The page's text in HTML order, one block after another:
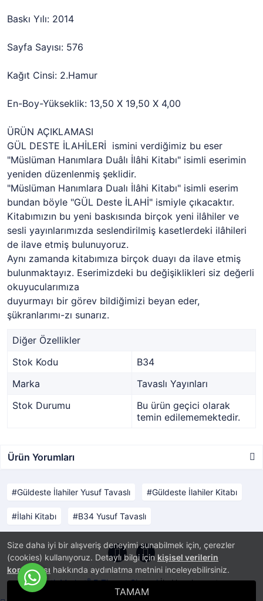
Size daha iyi bir alışveriş deneyimi sunabilmek için, çerezler
(cookies) kullanıyoruz. Detaylı bilgi için kişisel verilerin
korunması hakkında aydınlatma metnini inceleyebilirsiniz.
TAMAM
Baskı Yılı: 2014
Sayfa Sayısı: 576
Kağıt Cinsi: 2.Hamur
En-Boy-Yükseklik: 13,50 X 19,50 X 4,00
ÜRÜN AÇIKLAMASI
GÜL DESTE İLAHİLERİ ismini verdiğimiz bu eser
"Müslüman Hanımlara Duâlı İlâhi Kitabı" isimli eserimin
yeniden düzenlenmiş şeklidir.
"Müslüman Hanımlara Dualı İlâhi Kitabı" isimli eserim
bundan böyle "GÜL Deste İLAHİ" ismiyle çıkacaktır.
Kitabımızın bu yeni baskısında birçok yeni ilâhiler ve
sesli yayınlarımızda seslendirilmiş kasetlerdeki ilâhileri
de ilave etmiş bulunuyoruz.
Aynı zamanda kitabımıza birçok duayı da ilave etmiş
bulunmaktayız. Eserimizdeki bu değişiklikleri siz değerli
okuyucularımıza
duyurmayı bir görev bildiğimizi beyan eder,
şükranlarımı-zı sunarız.
Diğer Özellikler
Stok Kodu
B34
Marka
Tavaslı Yayınları
Stok Durumu
Bu ürün geçici olarak
temin edilememektedir.
Ürün Yorumları
Güldeste İlahiler Yusuf Tavaslı Güldeste İlahiler Kitabı
İlahi Kitabı B34 Yusuf Tavaslı
PlatinMarket®E-Ticaret Sistemiİle Hazırlanmıştır.